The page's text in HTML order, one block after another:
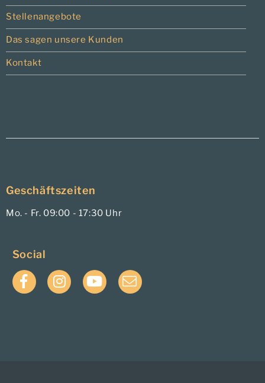
Stellenangebote
Das sagen unsere Kunden
Kontakt
Geschäftszeiten
Mo. - Fr. 09:00 - 17:30 Uhr
Social
FacebookInstagramYouTubeE-
Mail